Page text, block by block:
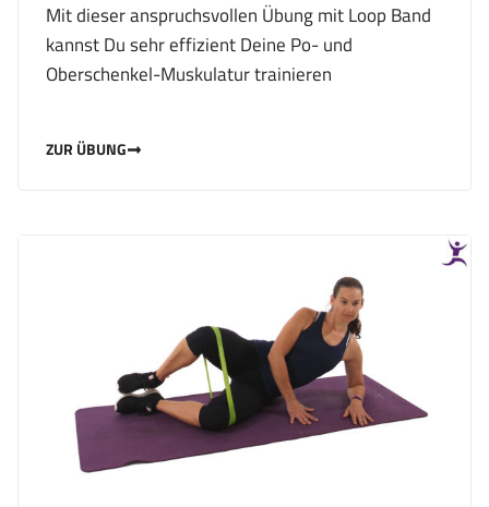
Mit dieser anspruchsvollen Übung mit Loop Band
kannst Du sehr effizient Deine Po- und
Oberschenkel-Muskulatur trainieren
ZUR ÜBUNG